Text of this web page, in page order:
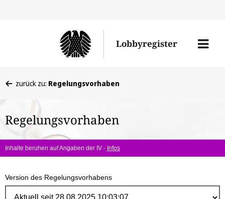
Lobbyregister
Menü
befinden
hier:
zurück zu: Regelungsvorhaben
Regelungsvorhaben
Inhalte beruhen auf Angaben der IV - Infos
Version des Regelungsvorhabens